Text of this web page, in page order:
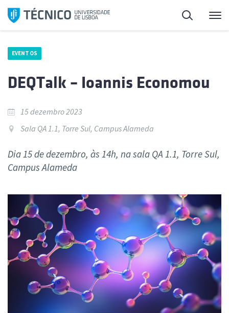
Saltar
para
Pesquisa
EVENTOS
DEQTalk – Ioannis Economou
15 dezembro 2023
Sala QA 1.1, Torre Sul, Campus Alameda
Dia 15 de dezembro, às 14h, na sala QA 1.1, Torre Sul,
Campus Alameda